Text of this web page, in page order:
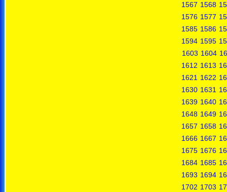
1567 1568
1576 1577
1585 1586
1594 1595
1603 1604
1612 1613
1621 1622
1630 1631
1639 1640
1648 1649
1657 1658
1666 1667
1675 1676
1684 1685
1693 1694
1702 1703